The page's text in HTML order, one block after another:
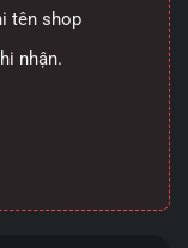
tên shop
nhận.